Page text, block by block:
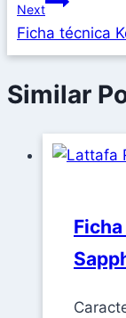
Next
Ficha técnica
Similar